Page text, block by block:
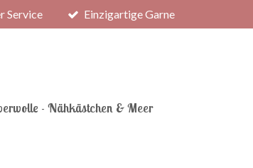
Service Einzigartige Garne
- Nähkästchen & Meer